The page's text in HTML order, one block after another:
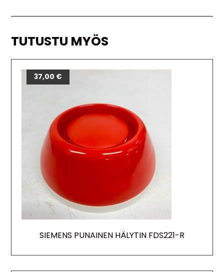
TUTUSTU MYÖS
SIEMENS PUNAINEN HÄLYTIN FDS221-R
37,00 €